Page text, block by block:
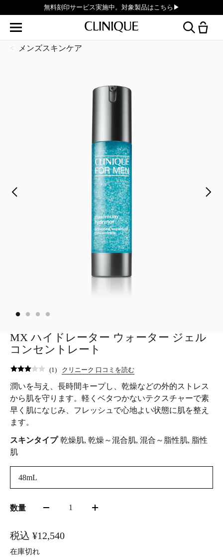
PayPayでのお支払いが可能になりました。
メンズスキンケア
MX ハイドレーター ウォーター ジェル
コンセントレート
(1) クリニーク 口コミを読む
潤いを与え、長時間キープし、乾燥などの外的ストレス
から肌を守ります。軽くベタつかないテクスチャーで素
早く肌になじみ、フレッシュで心地よい状態に肌を整え
ます。
スキンタイプ 乾燥肌, 乾燥～混合肌, 混合～脂性肌, 脂性
肌
48mL
数量 1
税込 ¥12,540
在庫切れ